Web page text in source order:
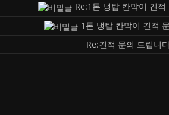
Re:1톤 냉탑 칸막이 견
1톤 냉탑 칸막이 견적
Re:견적 문의 드립니